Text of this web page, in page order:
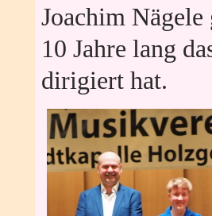
Joachim
10 Jahre lang
dirigiert hat.